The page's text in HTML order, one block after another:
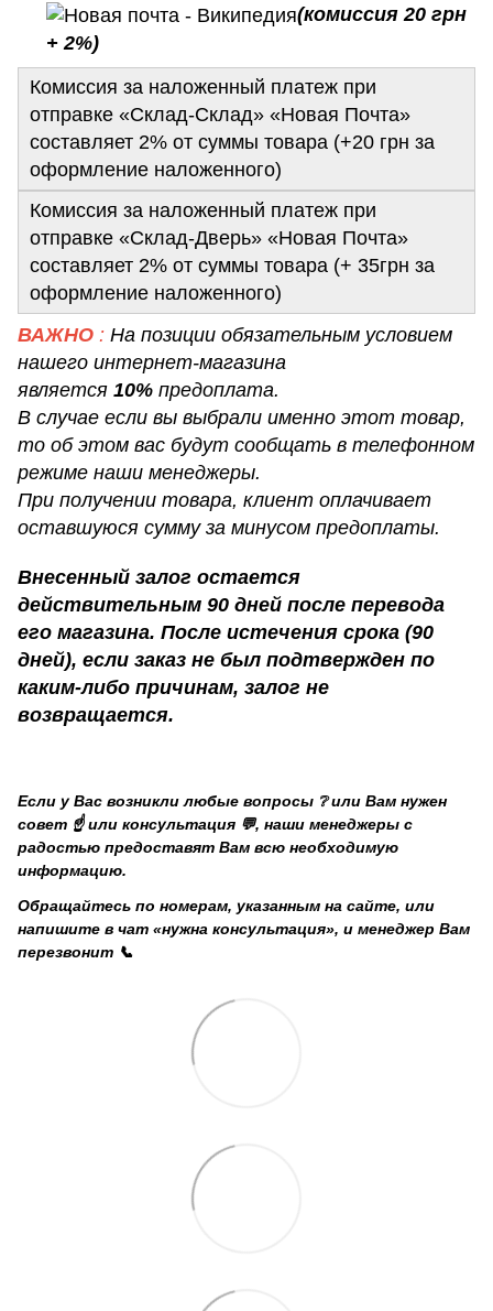
(комиссия 20 грн
+ 2%)
Комиссия за наложенный платеж при
отправке «Склад-Склад» «Новая Почта»
составляет 2% от суммы товара (+20 грн за
оформление наложенного)
Комиссия за наложенный платеж при
отправке «Склад-Дверь» «Новая Почта»
составляет 2% от суммы товара (+ 35грн за
оформление наложенного)
ВАЖНО : На позиции обязательным условием
нашего интернет-магазина
является 10% предоплата.
В случае если вы выбрали именно этот товар,
то об этом вас будут сообщать в телефонном
режиме наши менеджеры.
При получении товара, клиент оплачивает
оставшуюся сумму за минусом предоплаты.
Внесенный залог остается
действительным 90 дней после перевода
его магазина. После истечения срока (90
дней), если заказ не был подтвержден по
каким-либо причинам, залог не
возвращается.
Если у Вас возникли любые вопросы ❔ или Вам нужен
совет ☝️ или консультация 💬, наши менеджеры с
радостью предоставят Вам всю необходимую
информацию.
Обращайтесь по номерам, указанным на сайте, или
напишите в чат «нужна консультация», и менеджер Вам
перезвонит 📞